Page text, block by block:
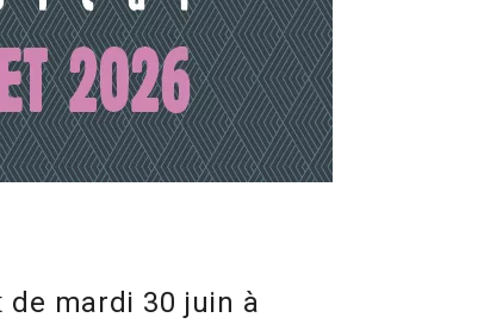
de mardi 30 juin à